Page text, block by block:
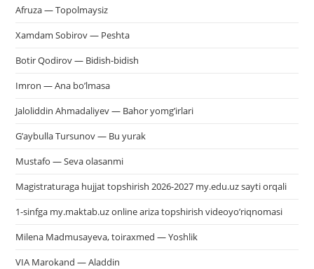
Afruza — Topolmaysiz
Xamdam Sobirov — Peshta
Botir Qodirov — Bidish-bidish
Imron — Ana bo’lmasa
Jaloliddin Ahmadaliyev — Bahor yomg’irlari
G’aybulla Tursunov — Bu yurak
Mustafo — Seva olasanmi
Magistraturaga hujjat topshirish 2026-2027 my.edu.uz sayti orqali
1-sinfga my.maktab.uz online ariza topshirish videoyo’riqnomasi
Milena Madmusayeva, toiraxmed — Yoshlik
VIA Marokand — Aladdin